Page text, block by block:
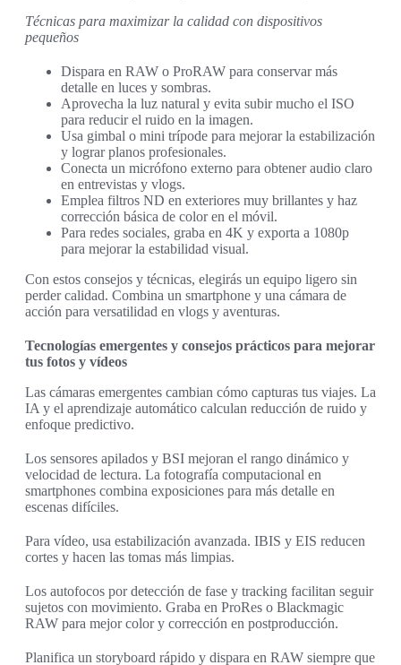
Técnicas para maximizar la calidad con dispositivos
pequeños
Dispara en RAW o ProRAW para conservar más
detalle en luces y sombras.
Aprovecha la luz natural y evita subir mucho el ISO
para reducir el ruido en la imagen.
Usa gimbal o mini trípode para mejorar la estabilización
y lograr planos profesionales.
Conecta un micrófono externo para obtener audio claro
en entrevistas y vlogs.
Emplea filtros ND en exteriores muy brillantes y haz
corrección básica de color en el móvil.
Para redes sociales, graba en 4K y exporta a 1080p
para mejorar la estabilidad visual.
Con estos consejos y técnicas, elegirás un equipo ligero sin
perder calidad. Combina un smartphone y una cámara de
acción para versatilidad en vlogs y aventuras.
Tecnologías emergentes y consejos prácticos para mejorar
tus fotos y vídeos
Las cámaras emergentes cambian cómo capturas tus viajes. La
IA y el aprendizaje automático calculan reducción de ruido y
enfoque predictivo.
Los sensores apilados y BSI mejoran el rango dinámico y
velocidad de lectura. La fotografía computacional en
smartphones combina exposiciones para más detalle en
escenas difíciles.
Para vídeo, usa estabilización avanzada. IBIS y EIS reducen
cortes y hacen las tomas más limpias.
Los autofocos por detección de fase y tracking facilitan seguir
sujetos con movimiento. Graba en ProRes o Blackmagic
RAW para mejor color y corrección en postproducción.
Planifica un storyboard rápido y dispara en RAW siempre que